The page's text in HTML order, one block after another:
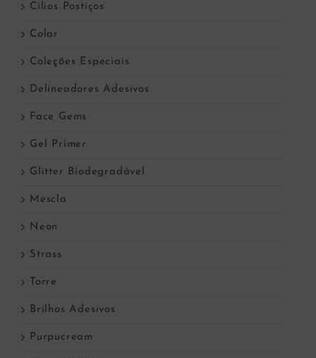
Cílios Postiços
Colar
Coleções Especiais
Delineadores Adesivos
Face Gems
Gel Primer
Glitter Biodegradável
Mescla
Neon
Strass
Torre
Brilhos Adesivos
Purpucream